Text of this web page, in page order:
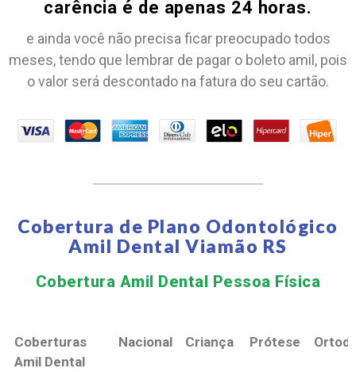
carência é de apenas 24 horas.
e ainda você não precisa ficar preocupado todos
meses, tendo que lembrar de pagar o boleto amil, pois
o valor será descontado na fatura do seu cartão.
Cobertura de Plano Odontológico
Amil Dental Viamão RS
Cobertura Amil Dental Pessoa Física​
Coberturas
Amil Dental
Nacional Criança Prótese